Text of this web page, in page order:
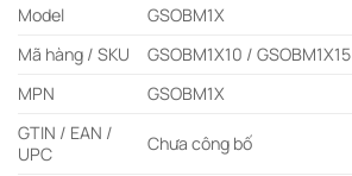
Model
GSOBM1X
Mã hàng / SKU
GSOBM1X10 / GSOBM1X15
MPN
GSOBM1X
GTIN / EAN /
UPC
Chưa công bố